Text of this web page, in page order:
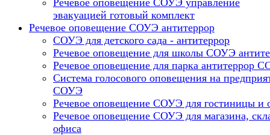
Речевое оповещение СОУЭ управление
эвакуацией готовый комплект
Речевое оповещение СОУЭ антитеррор
СОУЭ для детского сада - антитеррор
Речевое оповещение для школы СОУЭ
Речевое оповещение для парка антитеррор
Система голосового оповещения на
СОУЭ
Речевое оповещение СОУЭ для гостиницы и
Речевое оповещение СОУЭ для магазина,
офиса